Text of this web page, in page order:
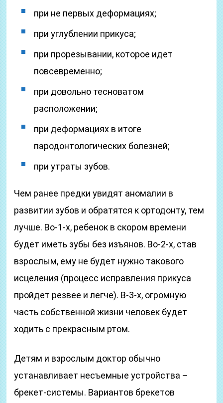
при не первых деформациях;
при углублении прикуса;
при прорезывании, которое идет
повсевременно;
при довольно тесноватом
расположении;
при деформациях в итоге
пародонтологических болезней;
при утраты зубов.
Чем ранее предки увидят аномалии в
развитии зубов и обратятся к ортодонту, тем
лучше. Во-1-х, ребенок в скором времени
будет иметь зубы без изъянов. Во-2-х, став
взрослым, ему не будет нужно такового
исцеления (процесс исправления прикуса
пройдет резвее и легче). В-3-х, огромную
часть собственной жизни человек будет
ходить с прекрасным ртом.
Детям и взрослым доктор обычно
устанавливает несъемные устройства –
брекет-системы. Вариантов брекетов